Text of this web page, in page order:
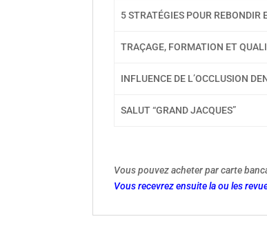
5 STRATÉGIES POUR REBONDIR
TRAÇAGE, FORMATION ET
INFLUENCE DE L’OCCLUSION
SALUT “GRAND JACQUES”
Vous pouvez acheter par carte
Vous recevrez ensuite la ou les